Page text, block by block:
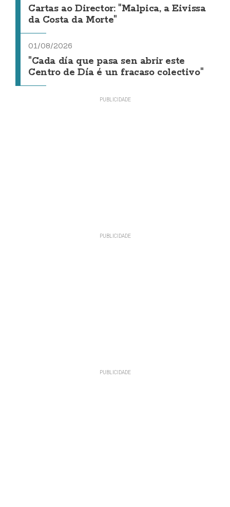
Cartas ao Director: "Malpica, a Eivissa
da Costa da Morte"
01/08/2026
"Cada día que pasa sen abrir este
Centro de Día é un fracaso colectivo"